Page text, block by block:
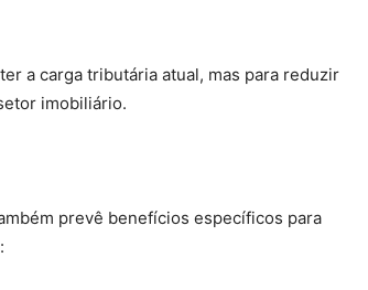
a carga tributária atual, mas para reduzir
imobiliário.
prevê benefícios específicos para